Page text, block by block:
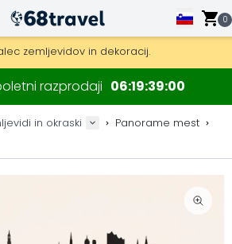
0
dostavo na naročila nad 149 €.
čez noč.
dni za lesene zemljevide in dekoracije.
zemljevidov in dekoracij.
razprodaji 06 19 38 59
in okraski
Panorame mest
Iskanje